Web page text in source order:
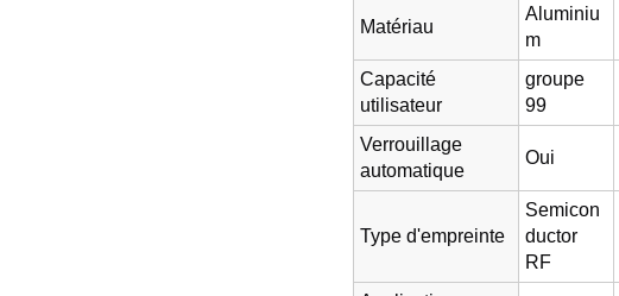
Matériau
Aluminiu
m
Capacité
utilisateur
groupe
99
Verrouillage
automatique
Oui
Type d'empreinte
Semicon
ductor
RF